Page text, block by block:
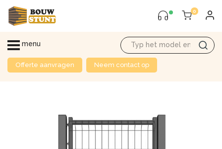
0
menu
Offerte aanvragen Neem contact op